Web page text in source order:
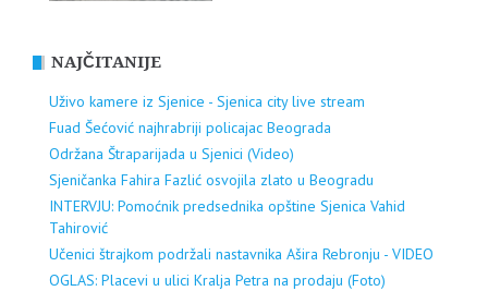
NAJČITANIJE
Uživo kamere iz Sjenice - Sjenica city live stream
Fuad Šećović najhrabriji policajac Beograda
Održana Štraparijada u Sjenici (Video)
Sjeničanka Fahira Fazlić osvojila zlato u Beogradu
INTERVJU: Pomoćnik predsednika opštine Sjenica Vahid
Tahirović
Učenici štrajkom podržali nastavnika Ašira Rebronju - VIDEO
OGLAS: Placevi u ulici Kralja Petra na prodaju (Foto)